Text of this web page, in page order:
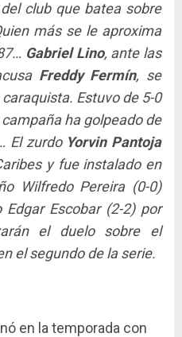
club que batea sobre
más se le aproxima
Gabriel Lino, ante las
Freddy Fermín, se
Estuvo de 5-0
ha golpeado de
El zurdo Yorvin Pantoja
y fue instalado en
Wilfredo Pereira (0-0)
Escobar (2-2) por
el duelo sobre el
el segundo de la serie.
en la temporada con